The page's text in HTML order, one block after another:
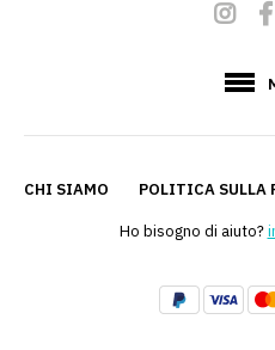
CHI SIAMO POLITICA SULLA
Ho bisogno di aiuto?